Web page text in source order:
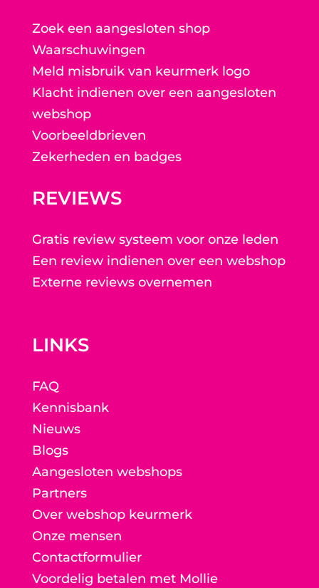
Zoek een aangesloten shop
Waarschuwingen
Meld misbruik van keurmerk logo
Klacht indienen over een aangesloten
webshop
Voorbeeldbrieven
Zekerheden en badges
REVIEWS
Gratis review systeem voor onze leden
Een review indienen over een webshop
Externe reviews overnemen
LINKS
FAQ
Kennisbank
Nieuws
Blogs
Aangesloten webshops
Partners
Over webshop keurmerk
Onze mensen
Contactformulier
Voordelig betalen met Mollie